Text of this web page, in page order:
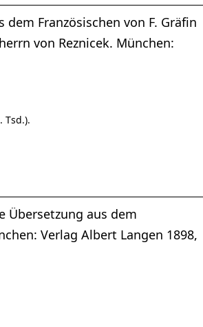
Französischen von F. Gräfin
von Reznicek. München:
Tsd.).
Übersetzung aus dem
Verlag Albert Langen 1898,